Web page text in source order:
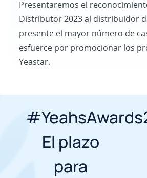
Presentaremos el
Distributor 2023 al distribuidor
presente el mayor número de
esfuerce por promocionar los
Yeastar.
El plazo
para